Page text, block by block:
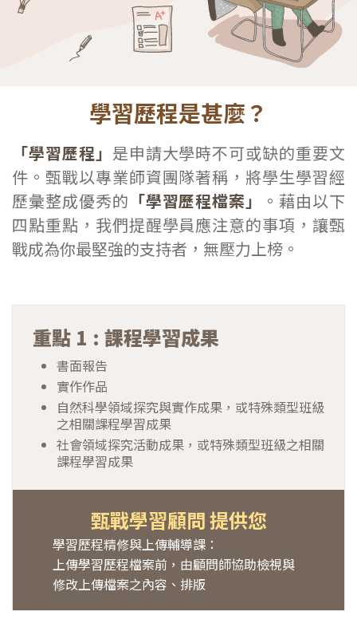
學習歷程是甚麼？
「學習歷程」 是申請大學時不可或缺的重要文
件。甄戰以專業師資團隊著稱，將學生學習經
歷彙整成優秀的 「學習歷程檔案」
。藉由以下
四點重點，我們提醒學員應注意的事項，讓甄
戰成為你最堅強的支持者，無壓力上榜。
重點 1 : 課程學習成果
書面報告
實作作品
自然科學領域探究與實作成果，或特殊類型班級
之相關課程學習成果
社會領域探究活動成果，或特殊類型班級之相關
課程學習成果
甄戰學習顧問 提供您
學習歷程精修與上傳輔導課：
上傳學習歷程檔案前，由顧問師協助檢視與
修改上傳檔案之內容、排版